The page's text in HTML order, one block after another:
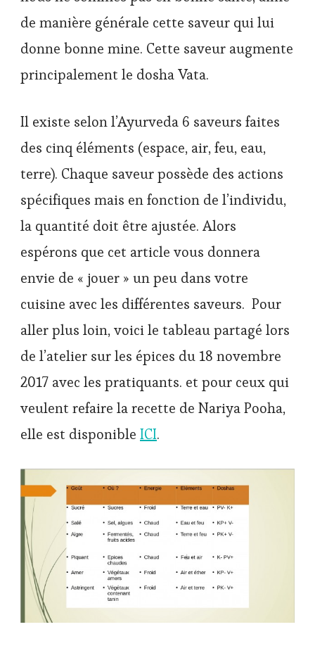
de manière générale cette saveur qui lui
donne bonne mine. Cette saveur augmente
principalement le dosha Vata.
Il existe selon l’Ayurveda 6 saveurs faites
des cinq éléments (espace, air, feu, eau,
terre). Chaque saveur possède des actions
spécifiques mais en fonction de l’individu,
la quantité doit être ajustée. Alors
espérons que cet article vous donnera
envie de « jouer » un peu dans votre
cuisine avec les différentes saveurs. Pour
aller plus loin, voici le tableau partagé lors
de l’atelier sur les épices du 18 novembre
2017 avec les pratiquants. et pour ceux qui
veulent refaire la recette de Nariya Pooha,
elle est disponible ICI.